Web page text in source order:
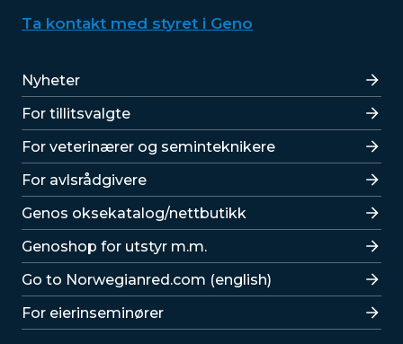
Ta kontakt med styret i Geno
Lenker
Nyheter
For tillitsvalgte
For veterinærer og seminteknikere
For avlsrådgivere
Lenker
Genos oksekatalog/nettbutikk
Genoshop for utstyr m.m.
Go to Norwegianred.com (english)
For eierinseminører